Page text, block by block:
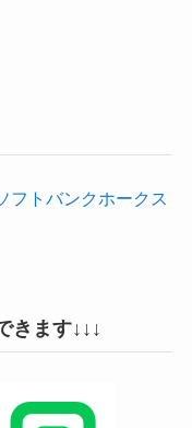
きます↓↓↓